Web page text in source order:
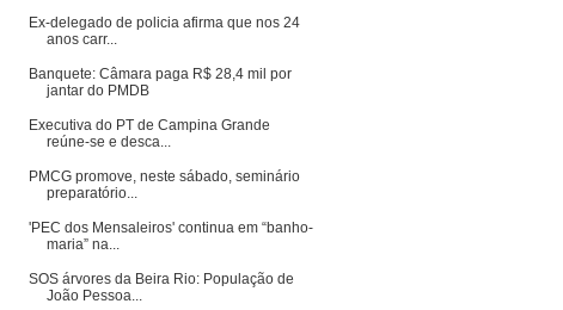
Ex-delegado de policia afirma que nos 24
anos carr...
Banquete: Câmara paga R$ 28,4 mil por
jantar do PMDB
Executiva do PT de Campina Grande
reúne-se e desca...
PMCG promove, neste sábado, seminário
preparatório...
'PEC dos Mensaleiros' continua em “banho-
maria” na...
SOS árvores da Beira Rio: População de
João Pessoa...